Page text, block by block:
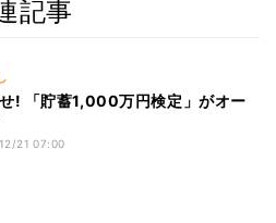
記事
! 「貯蓄1,000万円検定」がオー
21 07:00